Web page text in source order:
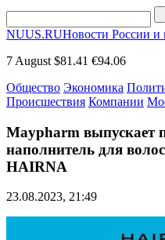
NUUS.RUНовости России и
7 August $81.41 €94.06
Общество Экономика
Происшествия Компании
Maypharm выпускает
наполнитель для
HAIRNA
23.08.2023, 21:49